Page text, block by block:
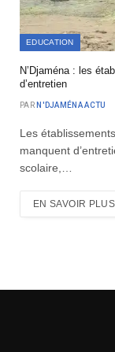
EDUCATION
N’Djaména : les
d’entretien
PAR N'DJAMÉNA ACTU
Les
manquent
scolaire,…
EN SAVOIR PLUS